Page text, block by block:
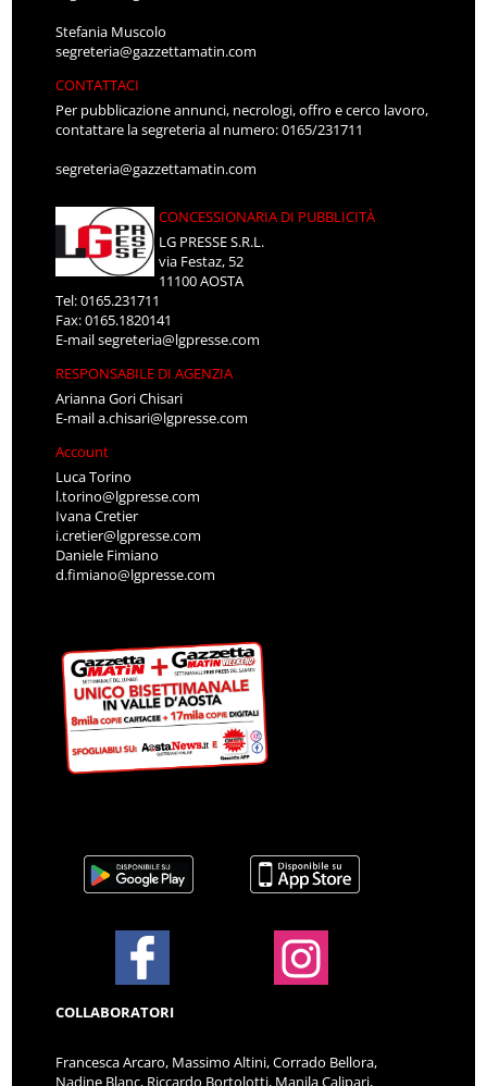
Stefania Muscolo
segreteria@gazzettamatin.com
CONTATTACI
Per pubblicazione annunci, necrologi, offro e cerco lavoro,
contattare la segreteria al numero: 0165/231711
segreteria@gazzettamatin.com
CONCESSIONARIA DI PUBBLICITÀ
LG PRESSE S.R.L.
via Festaz, 52
11100 AOSTA
Tel: 0165.231711
Fax: 0165.1820141
E-mailsegreteria@lgpresse.com
RESPONSABILE DI AGENZIA
Arianna Gori Chisari
E-maila.chisari@lgpresse.com
Account
Luca Torino
l.torino@lgpresse.com
Ivana Cretier
i.cretier@lgpresse.com
Daniele Fimiano
d.fimiano@lgpresse.com
COLLABORATORI
Francesca Arcaro, Massimo Altini, Corrado Bellora,
Nadine Blanc, Riccardo Bortolotti, Manila Calipari,